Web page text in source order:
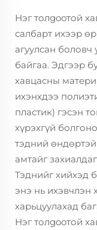
Нэг толgooтой
салбарт ихээр
агуулсан
байгаа. Эдгээр
хавцасны
ихэнхдээ
пластик) гэсэн
хүрэхгүй
тэдний
амтайг
Тэднийг хийхэд
энэ нь ихэвчлэн
харьцуулахад
Нэг толgooтой